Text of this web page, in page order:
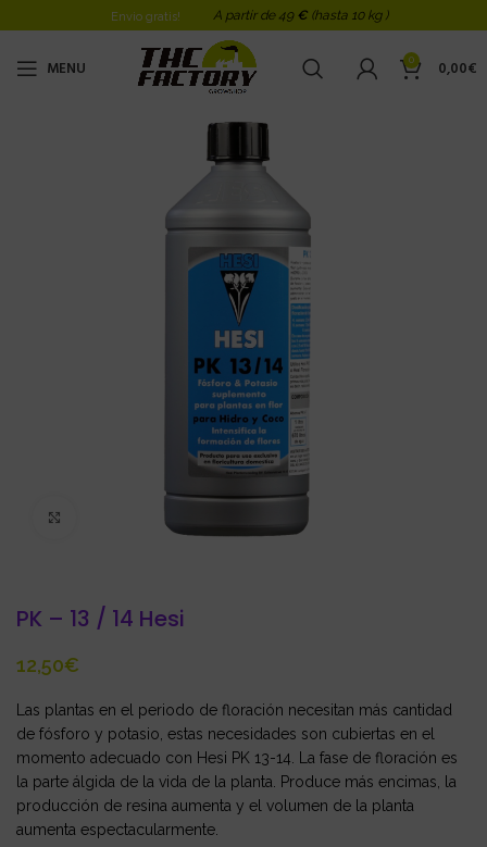
Envio gratis! A partir de 49 € (hasta 10 kg )
MENU 0 0,00€
PK – 13 / 14 Hesi
€
Las plantas en el periodo de floración necesitan más cantidad
de fósforo y potasio, estas necesidades son cubiertas en el
momento adecuado con Hesi PK 13-14. La fase de floración es
la parte álgida de la vida de la planta. Produce más encimas, la
producción de resina aumenta y el volumen de la planta
aumenta espectacularmente.